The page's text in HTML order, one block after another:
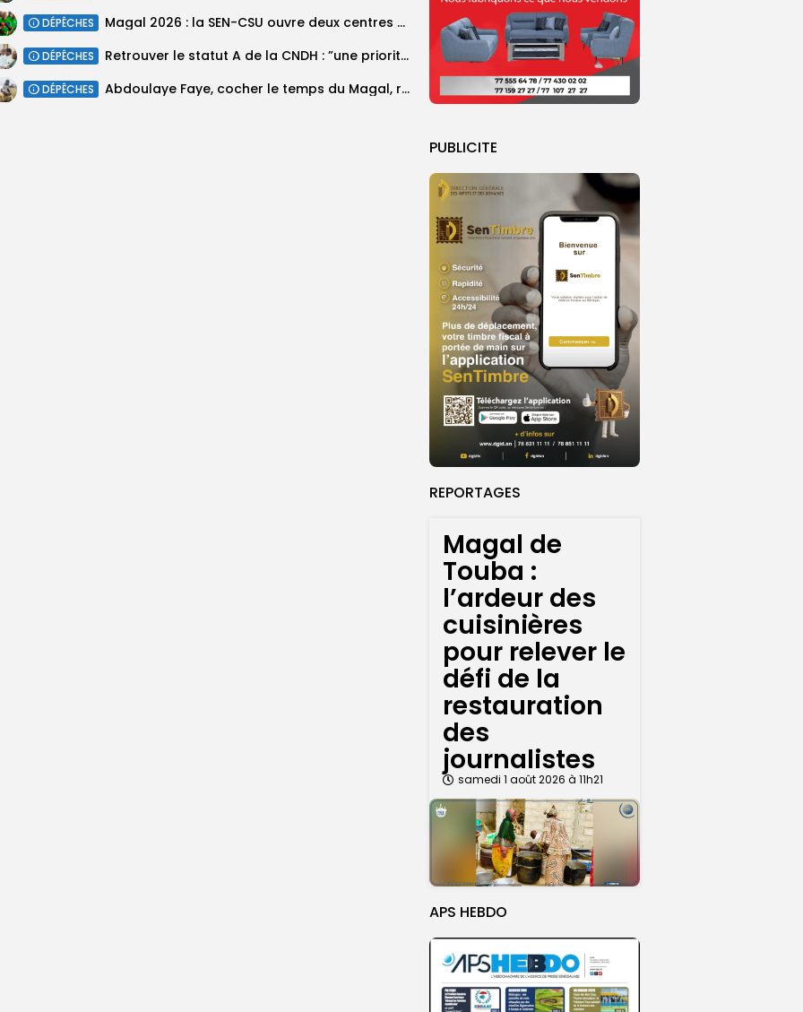
PUBLICITE
REPORTAGES
Magal de
Touba :
l’ardeur des
cuisinières
pour relever le
défi de la
restauration
des
journalistes
samedi 1 août 2026 à 11h21
APS HEBDO
DÉPÊCHES Magal 2026 : la SEN-CSU ouvre deux centres d’enrôlement à Touba
DÉPÊCHES Retrouver le statut A de la CNDH : ”une priorité nationale”, selon...
DÉPÊCHES Abdoulaye Faye, cocher le temps du Magal, rêve d’un lendemain meilleur